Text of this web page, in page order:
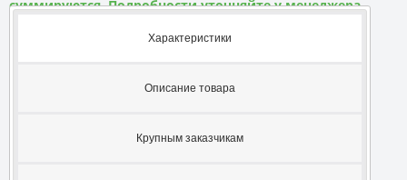
суммируются. Подробности уточняйте у менеджера
Характеристики
Описание товара
Крупным заказчикам